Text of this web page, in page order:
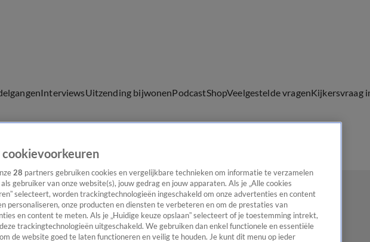
InterviewsUitzending bijwonenPodcastShopVeelgestelde vragenKijkersvraag
cookievoorkeuren
28 partners gebruiken cookies en vergelijkbare technieken om informatie te verzamelen
gebruiker van onze website(s), jouw gedrag en jouw apparaten. Als je „Alle cookies
selecteert, worden trackingtechnologieën ingeschakeld om onze advertenties en content
personaliseren, onze producten en diensten te verbeteren en om de prestaties van
en content te meten. Als je „Huidige keuze opslaan” selecteert of je toestemming intrekt,
trackingtechnologieën uitgeschakeld. We gebruiken dan enkel functionele en essentiële
de website goed te laten functioneren en veilig te houden. Je kunt dit menu op ieder